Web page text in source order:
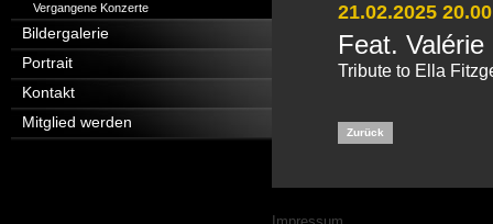
21.02.2025 20.00
Feat.
Tribute to Ella
Zurück
Vergangene Konzerte
Bildergalerie
Portrait
Kontakt
Mitglied werden
Navigation